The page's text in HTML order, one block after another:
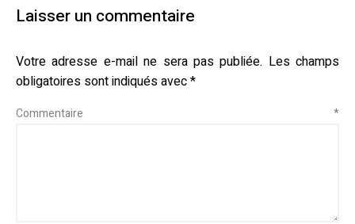
Laisser un commentaire
Votre adresse e-mail ne sera pas publiée. Les champs
obligatoires sont indiqués avec*
Commentaire *